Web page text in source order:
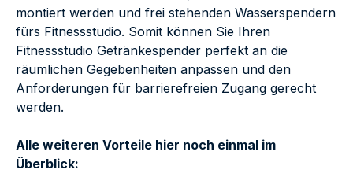
montiert werden und frei stehenden Wasserspendern
fürs Fitnessstudio. Somit können Sie Ihren
Fitnessstudio Getränkespender perfekt an die
räumlichen Gegebenheiten anpassen und den
Anforderungen für barrierefreien Zugang gerecht
werden.
Alle weiteren Vorteile hier noch einmal im
Überblick: